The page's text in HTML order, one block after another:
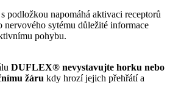
podložkou napomáhá aktivaci receptorů
sytému důležité informace
pohybu.
DUFLEX® nevystavujte horku nebo
žáru kdy hrozí jejich přehřátí a